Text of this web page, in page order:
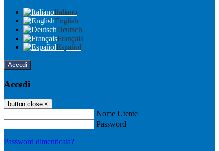
Italiano
English
Deutsch
Français
Español
Accedi
Accedi
button close ×
Nome Utente
Password
Password dimenticata?